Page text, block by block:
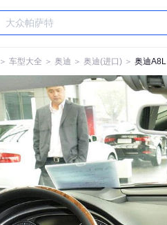
＞ 车型大全 ＞ 奥迪 ＞ 奥迪(进口) ＞ 奥迪A8L